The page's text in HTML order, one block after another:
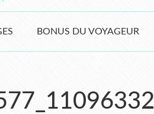
BONUS DU VOYAGEUR